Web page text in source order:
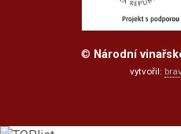
© Národní
vytvořil: